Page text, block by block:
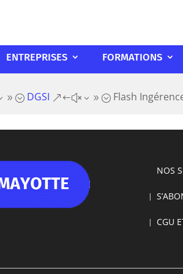
ENTREPRISES FORMATIONS
DGSI &#x39; Flash
NOS
CGU